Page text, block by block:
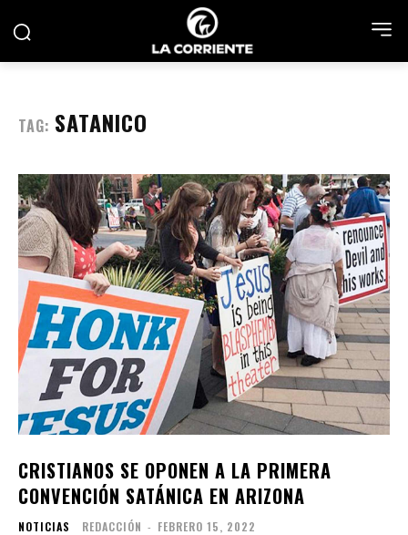
TAG: SATANICO
CRISTIANOS SE OPONEN A LA PRIMERA
CONVENCIÓN SATÁNICA EN ARIZONA
NOTICIAS REDACCIÓN - FEBRERO 15, 2022